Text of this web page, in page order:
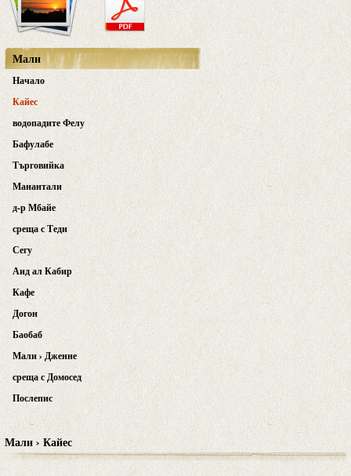
Мали
Начало
Кайес
водопадите Фелу
Бафулабе
Търговийка
Манантали
д-р Мбайе
среща с Теди
Сегу
Аид ал Кабир
Кафе
Догон
Баобаб
Мали › Дженне
среща с Домосед
Послепис
Мали › Кайес